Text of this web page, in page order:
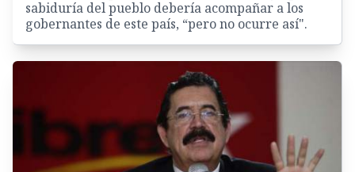
sabiduría del pueblo debería acompañar a los
gobernantes de este país, “pero no ocurre así".